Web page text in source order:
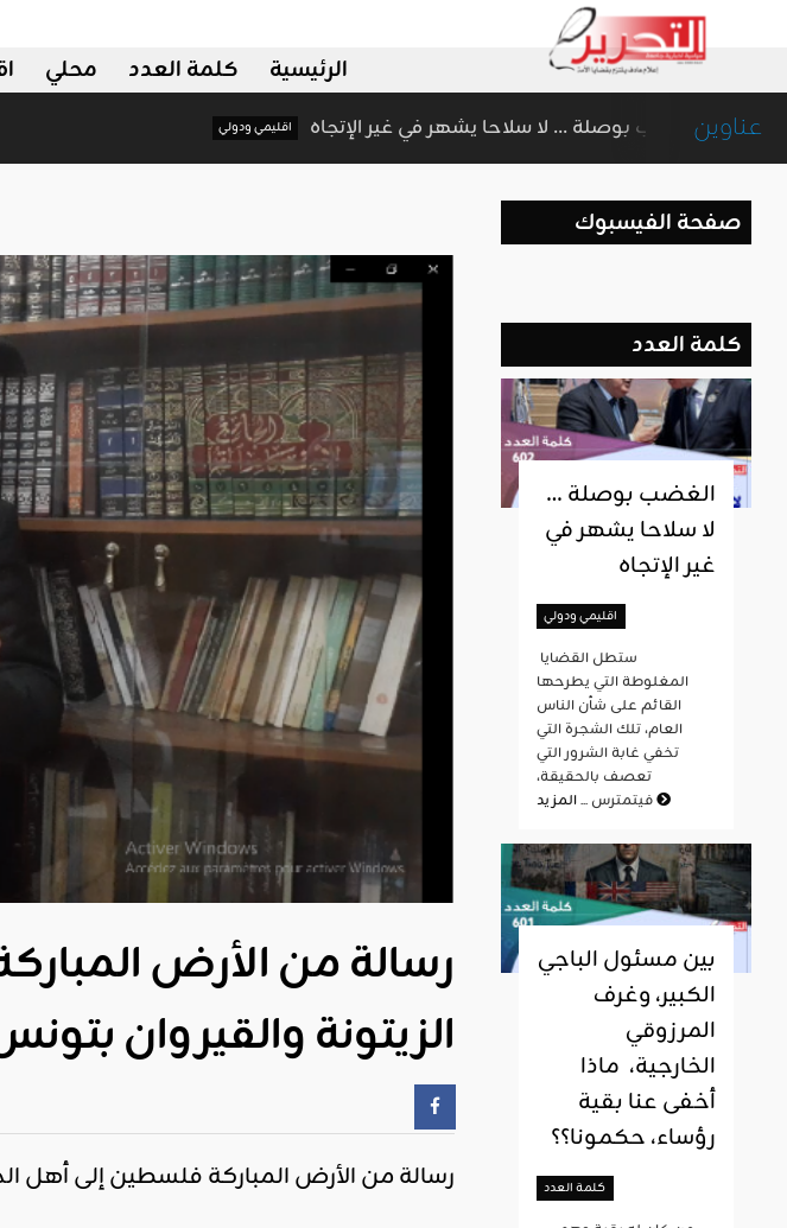
محلي كلمة العدد الرئيسية
عناوين الغضب بوصلة … لا سلاحا يشهر في غير الإتجاه اقليمي ودولي
رسالة من الأرض
الزيتونة والقيروان
رسالة من الأرض المباركة فلسطين إلى أهل
صفحة الفيسبوك
كلمة العدد
الغضب بوصلة …
لا سلاحا يشهر في
غير الإتجاه
اقليمي ودولي
المغلوطة التي يطرحها
القائم على شأن الناس
العام، تلك الشجرة التي
تخفي غابة الشرور التي
تعصف بالحقيقة،
فيتمترس ...المزيد
بين مسئول الباجي
الكبير، وغرف
المرزوقي
الخارجية، ماذا
أخفى عنا بقية
رؤساء، حكمونا؟؟
كلمة العدد